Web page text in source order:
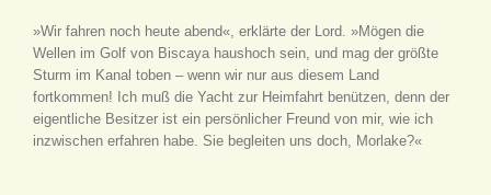
»Wir fahren noch heute abend«, erklärte der Lord. »Mögen die
Wellen im Golf von Biscaya haushoch sein, und mag der größte
Sturm im Kanal toben – wenn wir nur aus diesem Land
fortkommen! Ich muß die Yacht zur Heimfahrt benützen, denn der
eigentliche Besitzer ist ein persönlicher Freund von mir, wie ich
inzwischen erfahren habe. Sie begleiten uns doch, Morlake?«